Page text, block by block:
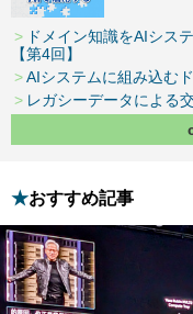
ドメイン知識をAIシス
【第4回】
AIシステムに組み込む
レガシーデータによる
おすすめ記事